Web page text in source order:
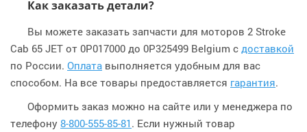
Как заказать детали?
Вы можете заказать запчасти для моторов 2 Stroke
Cab 65 JET от 0P017000 до 0P325499 Belgium с доставкой
по России. Оплата выполняется удобным для вас
способом. На все товары предоставляется гарантия.
Оформить заказ можно на сайте или у менеджера по
телефону 8-800-555-85-81 . Если нужный товар